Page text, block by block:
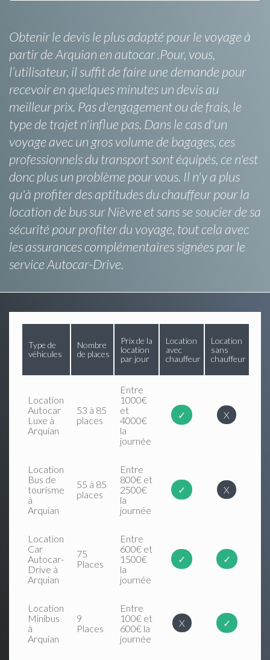
Obtenir le devis le plus adapté pour le voyage à
partir de Arquian en autocar .Pour, vous,
l’utilisateur, il suffit de faire une demande pour
recevoir en quelques minutes un devis au
meilleur prix. Pas d'engagement ou de frais, le
type de trajet n'influe pas. Dans le cas d'un
voyage avec un gros volume de bagages, ces
professionnels du transport sont équipés, ce n'est
donc plus un problème pour vous. Il n'y a plus
qu'à profiter des aptitudes du chauffeur pour la
location de bus sur Nièvre et sans se soucier de sa
sécurité pour profiter du voyage, tout cela avec
les assurances complémentaires signées par le
service Autocar-Drive.
Type de
véhicules
Nombre
de places
Prix de la
location
par jour
Location
avec
chauffeur
Location
sans
chauffeur
Location
Autocar
Luxe à
Arquian
53 à 85
places
Entre
1000€
et
4000€
la
journée
✓ X
Location
Bus de
tourisme
à
Arquian
55 à 85
places
Entre
800€ et
2500€
la
journée
✓ X
Location
Car
Autocar-
Drive à
Arquian
75
Places
Entre
600€ et
1500€
la
journée
✓ ✓
Location
Minibus
à
Arquian
9
Places
Entre
100€ et
600€ la
journée
X ✓